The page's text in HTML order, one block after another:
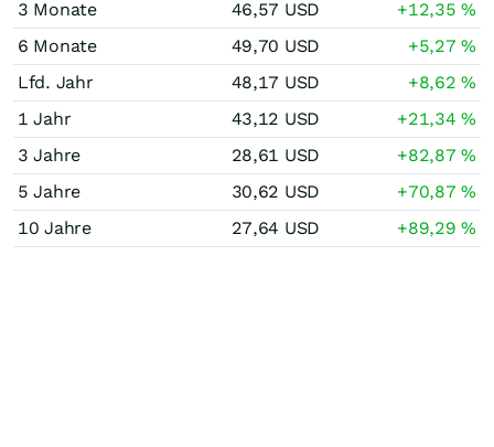
3 Monate 46,57 USD +12,35%
6 Monate
49,70 USD +5,27%
Lfd. Jahr
48,17 USD +8,62%
1 Jahr
43,12 USD +21,34%
3 Jahre
28,61 USD +82,87%
5 Jahre
30,62 USD +70,87%
10 Jahre
27,64 USD +89,29%